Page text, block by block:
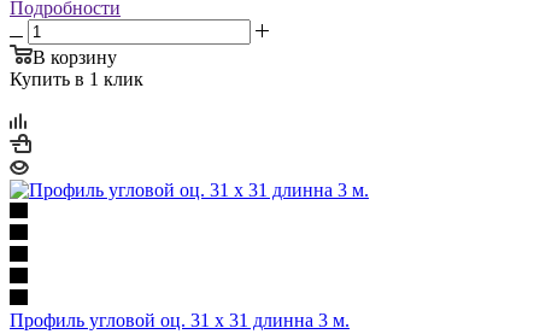
Подробности
В корзину
Купить в 1 клик
Профиль угловой оц. 31 x 31 длинна 3 м.